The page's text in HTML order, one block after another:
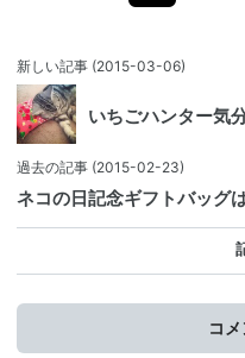
新しい記事 (2015-03-06)
いちごハンター
過去の記事 (2015-02-23)
ネコの日記念ギフトバッ
コ